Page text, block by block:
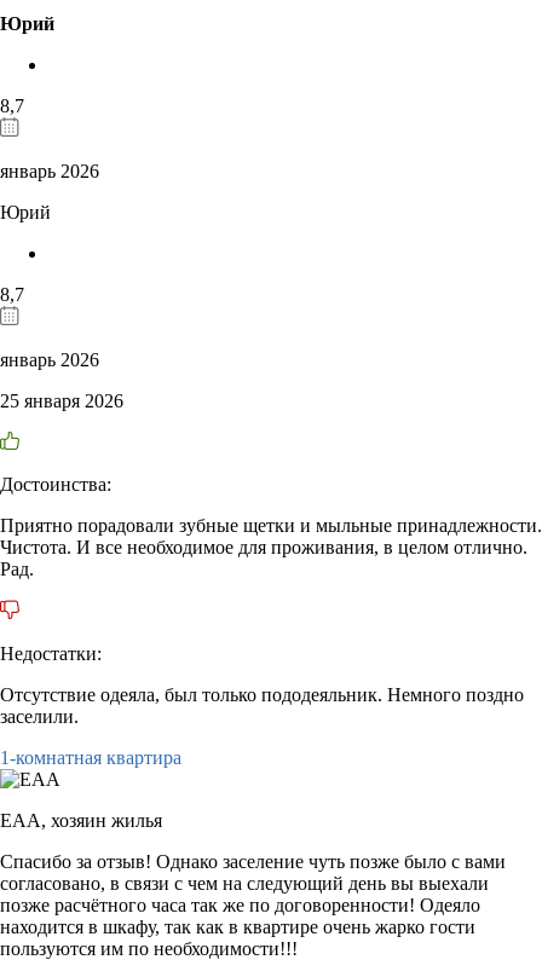
Юрий
8,7
январь 2026
Юрий
8,7
январь 2026
25 января 2026
Достоинства:
Приятно порадовали зубные щетки и мыльные принадлежности.
Чистота. И все необходимое для проживания, в целом отлично.
Рад.
Недостатки:
Отсутствие одеяла, был только пододеяльник. Немного поздно
заселили.
1-комнатная квартира
ЕАА, хозяин жилья
Спасибо за отзыв! Однако заселение чуть позже было с вами
согласовано, в связи с чем на следующий день вы выехали
позже расчётного часа так же по договоренности! Одеяло
находится в шкафу, так как в квартире очень жарко гости
пользуются им по необходимости!!!